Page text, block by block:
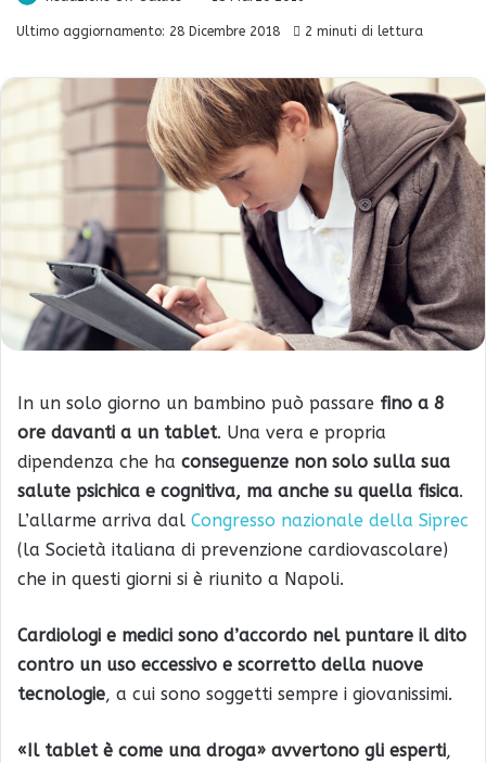
Ultimo aggiornamento: 28 Dicembre 2018 2 minuti di lettura
In un solo giorno un bambino può passare fino a 8
ore davanti a un tablet. Una vera e propria
dipendenza che ha conseguenze non solo sulla sua
salute psichica e cognitiva, ma anche su quella fisica.
L’allarme arriva dal Congresso nazionale della Siprec
(la Società italiana di prevenzione cardiovascolare)
che in questi giorni si è riunito a Napoli.
Cardiologi e medici sono d’accordo nel puntare il dito
contro un uso eccessivo e scorretto della nuove
tecnologie, a cui sono soggetti sempre i giovanissimi.
«Il tablet è come una droga» avvertono gli esperti,